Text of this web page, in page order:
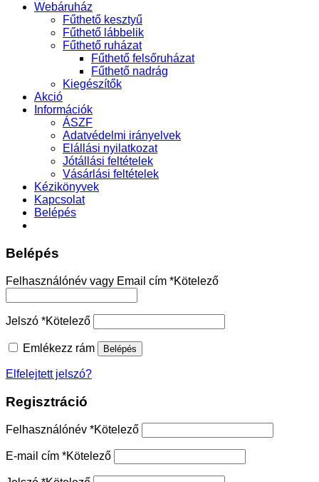
Webáruház
Fűthető kesztyű
Fűthető lábbelik
Fűthető ruházat
Fűthető felsőruházat
Fűthető nadrág
Kiegészítők
Akció
Információk
ÁSZF
Adatvédelmi irányelvek
Elállási nyilatkozat
Jótállási feltételek
Vásárlási feltételek
Kézikönyvek
Kapcsolat
Belépés
Belépés
Felhasználónév vagy Email cím *Kötelező
Jelszó *Kötelező
Emlékezz rám Belépés
Elfelejtett jelszó?
Regisztráció
Felhasználónév *Kötelező
E-mail cím *Kötelező